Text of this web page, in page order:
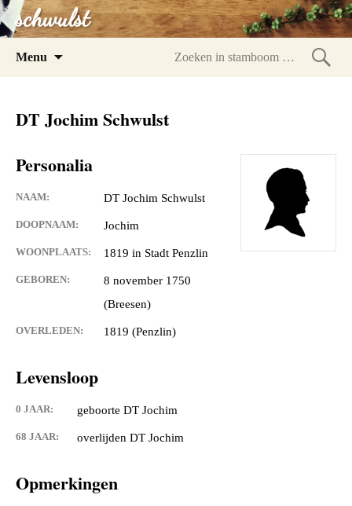
schwulst
Menu
DT Jochim Schwulst
Personalia
NAAM: DT Jochim Schwulst
DOOPNAAM: Jochim
WOONPLAATS: 1819 in Stadt Penzlin
GEBOREN:
8 november 1750
(Breesen)
OVERLEDEN: 1819 (Penzlin)
Levensloop
0 JAAR: geboorte DT Jochim
68 JAAR: overlijden DT Jochim
Opmerkingen